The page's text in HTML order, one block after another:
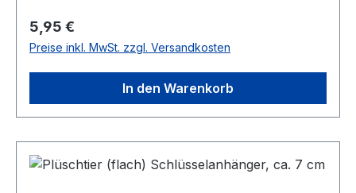
Regulärer Preis:
5,95 €
Preise inkl. MwSt. zzgl. Versandkosten
In den Warenkorb